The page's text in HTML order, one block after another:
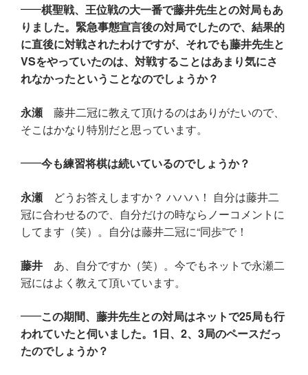
棋聖戦、王位戦の大一番で藤井先生との対局もあ
りました。緊急事態宣言後の対局でしたので、結果的
に直後に対戦されたわけですが、それでも藤井先生と
VSをやっていたのは、対戦することはあまり気にさ
れなかったということなのでしょうか？
永瀬 藤井二冠に教えて頂けるのはありがたいので、
そこはかなり特別だと思っています。
今も練習将棋は続いているのでしょうか？
永瀬 どうお答えしますか？ ハハハ！ 自分は藤井二
冠に合わせるので、自分だけの時ならノーコメントに
してます（笑）。自分は藤井二冠に“同歩”で！
藤井 あ、自分ですか（笑）。今でもネットで永瀬二
冠にはよく教えて頂いています。
この期間、藤井先生との対局はネットで25局も行
われていたと伺いました。1日、2、3局のペースだっ
たのでしょうか？